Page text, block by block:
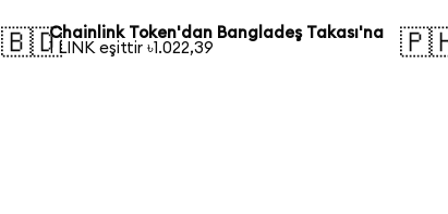
🇧🇩Chainlink Token'dan Bangladeş Takası'na
1 LINK eşittir ৳1.022,39